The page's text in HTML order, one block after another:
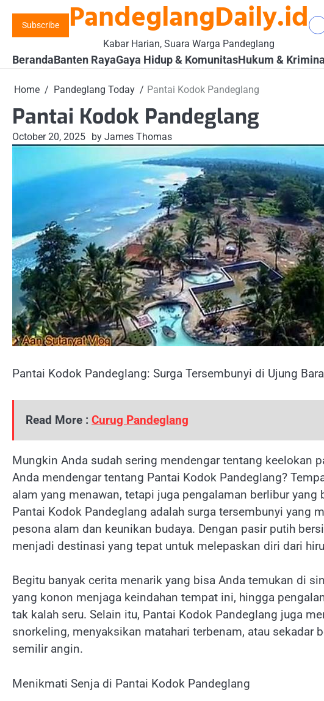
content
Subscribe PandeglangDaily.id
Kabar Harian, Suara Warga Pandeglang
BerandaBanten RayaGaya Hidup & KomunitasHukum &
Home Pandeglang Today Pantai Kodok Pandeglang
Pantai Kodok Pandeglang
October 20, 2025 by James Thomas
Pantai Kodok Pandeglang: Surga Tersembunyi di Ujung
Read More :Curug Pandeglang
Mungkin Anda sudah sering mendengar tentang keelokan
Anda mendengar tentang Pantai Kodok Pandeglang?
alam yang menawan, tetapi juga pengalaman berlibur yang
Pantai Kodok Pandeglang adalah surga tersembunyi yang
pesona alam dan keunikan budaya. Dengan pasir putih
menjadi destinasi yang tepat untuk melepaskan diri dari
Begitu banyak cerita menarik yang bisa Anda temukan di
yang konon menjaga keindahan tempat ini, hingga
tak kalah seru. Selain itu, Pantai Kodok Pandeglang juga
snorkeling, menyaksikan matahari terbenam, atau
semilir angin.
Menikmati Senja di Pantai Kodok Pandeglang